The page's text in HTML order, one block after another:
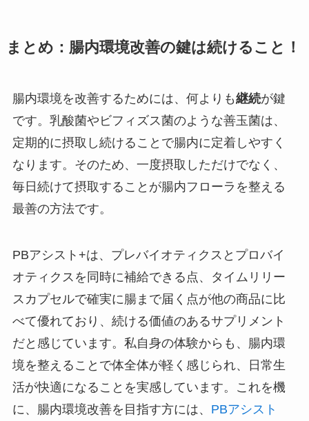
まとめ：腸内環境改善の鍵は続けること！
腸内環境を改善するためには、何よりも継続が鍵
です。乳酸菌やビフィズス菌のような善玉菌は、
定期的に摂取し続けることで腸内に定着しやすく
なります。そのため、一度摂取しただけでなく、
毎日続けて摂取することが腸内フローラを整える
最善の方法です。
PBアシスト+は、プレバイオティクスとプロバイ
オティクスを同時に補給できる点、タイムリリー
スカプセルで確実に腸まで届く点が他の商品に比
べて優れており、続ける価値のあるサプリメント
だと感じています。私自身の体験からも、腸内環
境を整えることで体全体が軽く感じられ、日常生
活が快適になることを実感しています。これを機
に、腸内環境改善を目指す方には、 PBアシスト